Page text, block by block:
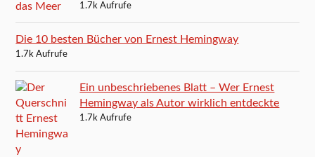
1.7k Aufrufe
Die 10 besten Bücher von Ernest Hemingway
1.7k Aufrufe
Ein unbeschriebenes Blatt – Wer Ernest
Hemingway als Autor wirklich entdeckte
1.7k Aufrufe